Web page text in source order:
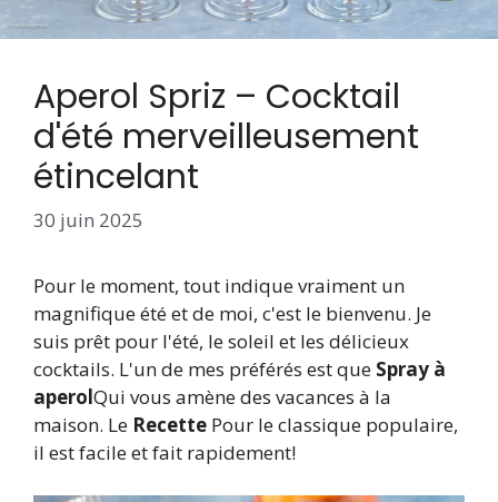
Aperol Spriz – Cocktail
d'été merveilleusement
étincelant
30 juin 2025
Pour le moment, tout indique vraiment un
magnifique été et de moi, c'est le bienvenu. Je
suis prêt pour l'été, le soleil et les délicieux
cocktails. L'un de mes préférés est que Spray à
aperolQui vous amène des vacances à la
maison. Le Recette Pour le classique populaire,
il est facile et fait rapidement!